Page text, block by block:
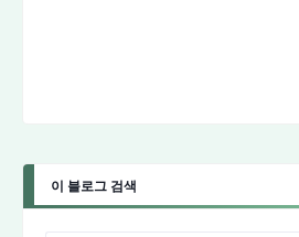
이 블로그 검색